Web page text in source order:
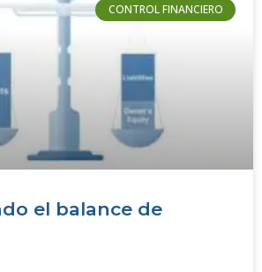
CONTROL FINANCIERO
el balance de